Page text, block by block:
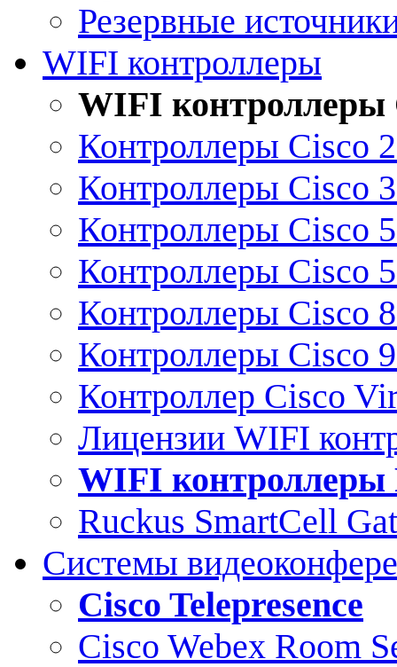
Резервные
WIFI контроллеры
WIFI контроллеры
Контроллеры Cisco
Контроллеры Cisco
Контроллеры Cisco
Контроллеры Cisco
Контроллеры Cisco
Контроллеры Cisco
Контроллер Cisco
Лицензии WIFI
WIFI контроллеры
Ruckus SmartCell
Системы
Cisco Telepresence
Cisco Webex Room